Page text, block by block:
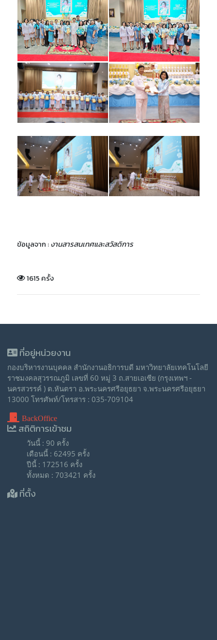
ข้อมูลจาก :งานสารสนเทศและสวัสดิการ
1615 ครั้ง
ที่อยู่หน่วยงาน
กองบริหารงานบุคคล สำนักงานอธิการบดี มหาวิทยาลัยเทคโนโลยี
ราชมงคลสุวรรณภูมิ เลขที่ 60 หมู่ 3 ถ.สายเอเซีย (กรุงเทพฯ -
นครสวรรค์ ) ต.หันตรา อ.พระนครศรีอยุธยา จ.พระนครศรีอยุธยา
13000 โทรศัพท์/โทรสาร : 035-709104
BackOffice
สถิติการเข้าชม
วันนี้ : 90 ครั้ง
เดือนนี้ : 62495 ครั้ง
ปีนี้ : 172516 ครั้ง
ทั้งหมด : 703421 ครั้ง
ที่ตั้ง